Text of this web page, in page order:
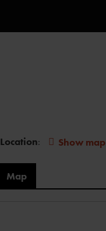
Location: Show map
Map